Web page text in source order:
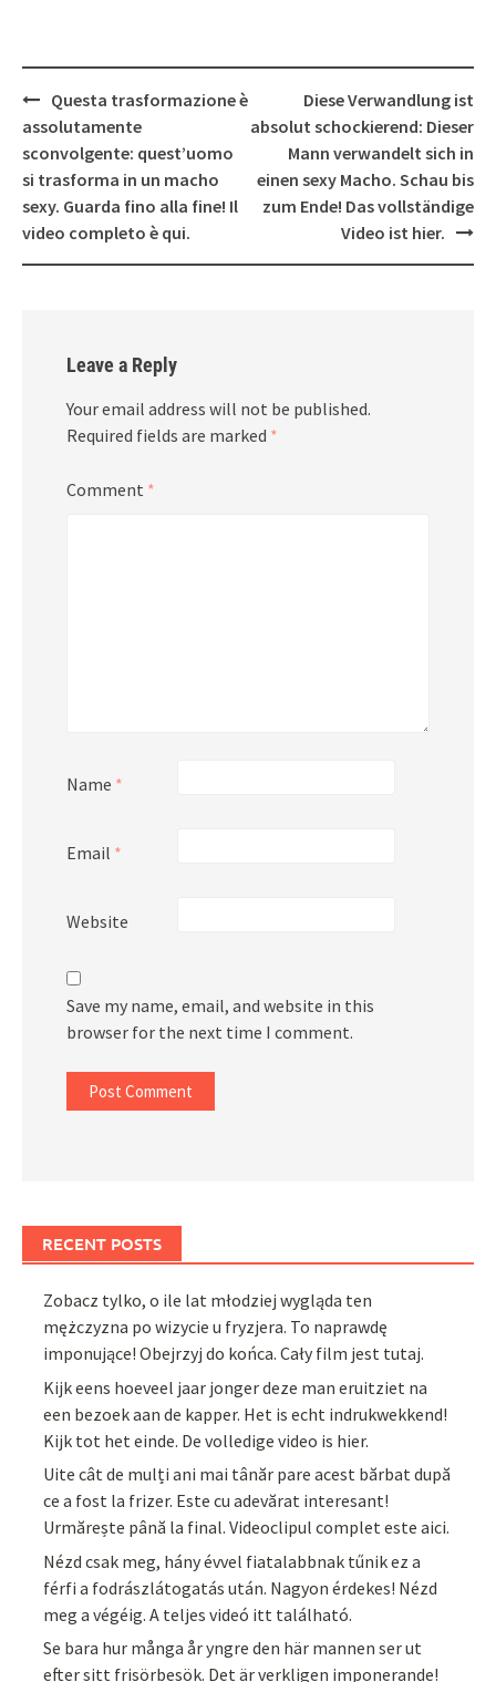
Post
navigation
Questa trasformazione è
assolutamente
sconvolgente: quest’uomo
si trasforma in un macho
sexy. Guarda fino alla fine! Il
video completo è qui.
Diese Verwandlung ist
absolut schockierend: Dieser
Mann verwandelt sich in
einen sexy Macho. Schau bis
zum Ende! Das vollständige
Video ist hier.
Leave a Reply
Your email address will not be published.
Required fields are marked *
Comment *
Name *
Email *
Website
Save my name, email, and website in this
browser for the next time I comment.
RECENT POSTS
Zobacz tylko, o ile lat młodziej wygląda ten
mężczyzna po wizycie u fryzjera. To naprawdę
imponujące! Obejrzyj do końca. Cały film jest tutaj.
Kijk eens hoeveel jaar jonger deze man eruitziet na
een bezoek aan de kapper. Het is echt indrukwekkend!
Kijk tot het einde. De volledige video is hier.
Uite cât de mulți ani mai tânăr pare acest bărbat după
ce a fost la frizer. Este cu adevărat interesant!
Urmărește până la final. Videoclipul complet este aici.
Nézd csak meg, hány évvel fiatalabbnak tűnik ez a
férfi a fodrászlátogatás után. Nagyon érdekes! Nézd
meg a végéig. A teljes videó itt található.
Se bara hur många år yngre den här mannen ser ut
efter sitt frisörbesök. Det är verkligen imponerande!